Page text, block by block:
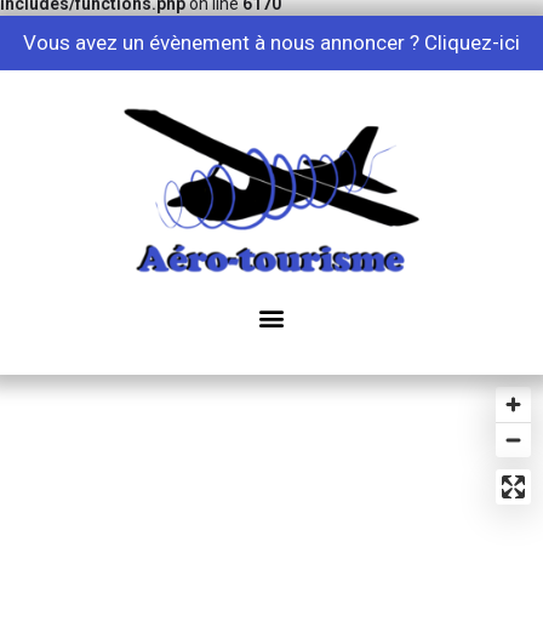
Vous avez un évènement à nous annoncer ? Cliquez-ici